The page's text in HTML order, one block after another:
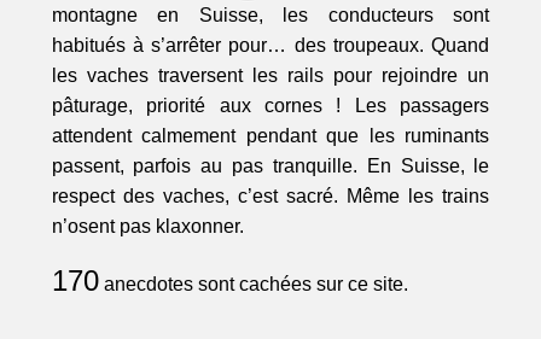
montagne en Suisse, les conducteurs sont
habitués à s’arrêter pour… des troupeaux. Quand
les vaches traversent les rails pour rejoindre un
pâturage, priorité aux cornes ! Les passagers
attendent calmement pendant que les ruminants
passent, parfois au pas tranquille. En Suisse, le
respect des vaches, c’est sacré. Même les trains
n’osent pas klaxonner.
170anecdotes sont cachées sur ce site.